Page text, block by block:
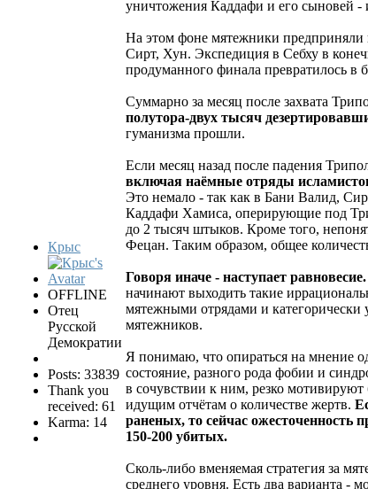
Крыс
OFFLINE
Отец
Русской
Демократии
Posts: 33839
Thank you
received: 61
Karma: 14
уничтожения Каддафи и его сыновей -
На этом фоне мятежники предприняли
Сирт, Хун. Экспедиция в Себху в
продуманного финала превратилось в
Суммарно за месяц после захвата
полутора-двух тысяч
гуманизма прошли.
Если месяц назад после падения
включая наёмные отряды
Это немало - так как в Бани Валид,
Каддафи Хамиса, оперирующие под
до 2 тысяч штыков. Кроме того,
Фецан. Таким образом, общее
Говоря иначе - наступает равновесие.
начинают выходить такие
мятежными отрядами и категорически
мятежников.
Я понимаю, что опираться на мнение
состояние, разного рода фобии и
в сочувствии к ним, резко
идущим отчётам о количестве жертв.
раненых, то сейчас ожесточенность
150-200 убитых.
Сколь-либо вменяемая стратегия за
среднего уровня. Есть два варианта -